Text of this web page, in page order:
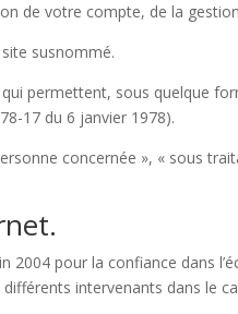
de votre compte, de la
susnommé.
permettent, sous quelque
17 du 6 janvier 1978).
concernée », « sous
2004 pour la confiance dans
différents intervenants dans le